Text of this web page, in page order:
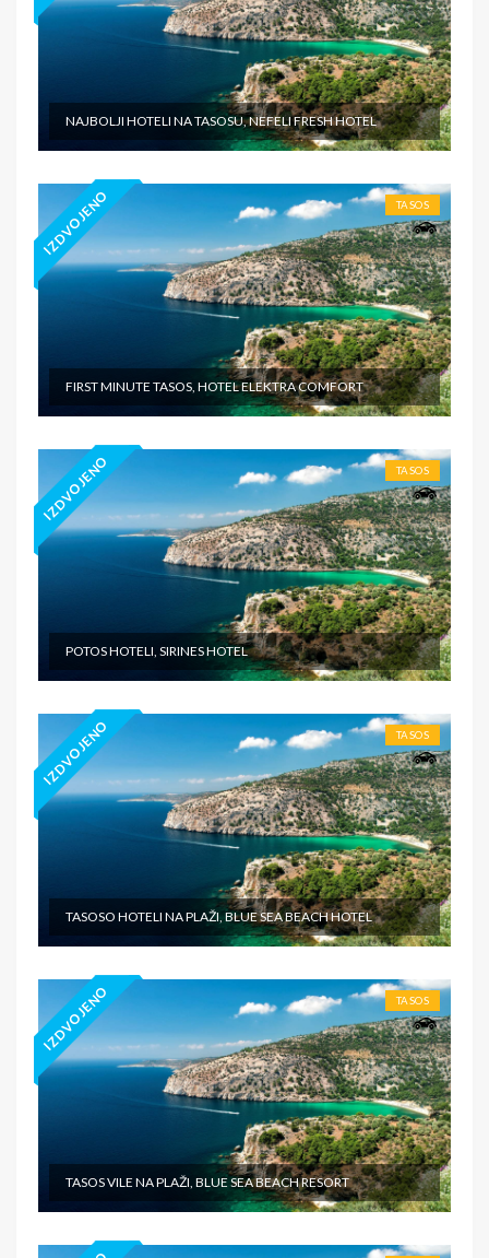
NAJBOLJI HOTELI NA TASOSU, NEFELI FRESH HOTEL
IZDVOJENO TASOS
FIRST MINUTE TASOS, HOTEL ELEKTRA COMFORT
IZDVOJENO TASOS
POTOS HOTELI, SIRINES HOTEL
IZDVOJENO TASOS
TASOSO HOTELI NA PLAŽI, BLUE SEA BEACH HOTEL
IZDVOJENO TASOS
TASOS VILE NA PLAŽI, BLUE SEA BEACH RESORT